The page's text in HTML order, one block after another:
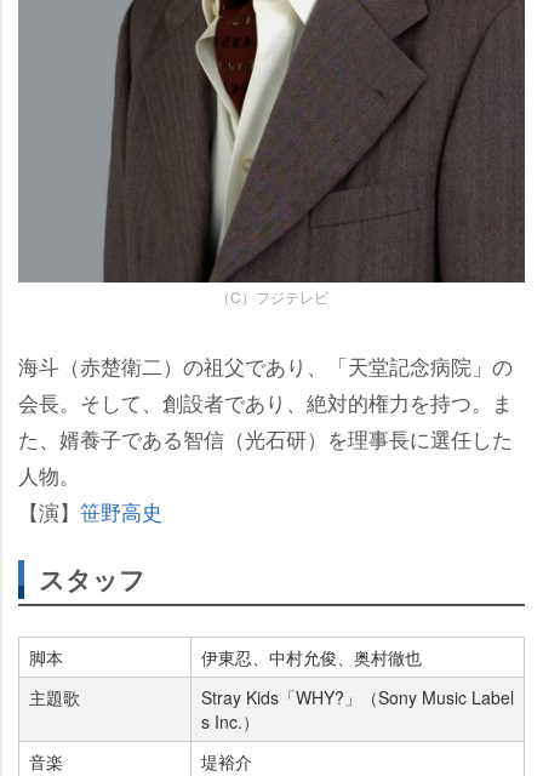
（C）フジテレビ
海斗（赤楚衛二）の祖父であり、「天堂記念病院」の
会長。そして、創設者であり、絶対的権力を持つ。ま
た、婿養子である智信（光石研）を理事長に選任した
人物。
【演】 笹野高史
スタッフ
脚本
伊東忍、中村允俊、奥村徹也
主題歌
Stray Kids「WHY?」（Sony Music Label
s Inc.）
音楽
堤裕介